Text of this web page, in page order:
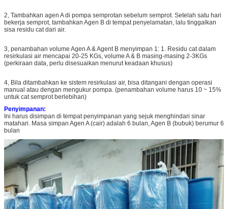
2, Tambahkan agen A di pompa semprotan sebelum semprot. Setelah satu hari
bekerja semprot, tambahkan Agen B di tempat penyelamatan, lalu tinggalkan
sisa residu cat dari air.
3, penambahan volume Agen A & Agent B menyimpan 1: 1. Residu cat dalam
resirkulasi air mencapai 20-25 KGs, volume A & B masing-masing 2-3KGs
(perkiraan data, perlu disesuaikan menurut keadaan khusus)
4, Bila ditambahkan ke sistem resirkulasi air, bisa ditangani dengan operasi
manual atau dengan mengukur pompa. (penambahan volume harus 10 ~ 15%
untuk cat semprot berlebihan)
Penyimpanan:
Ini harus disimpan di tempat penyimpanan yang sejuk menghindari sinar
matahari. Masa simpan Agen A (cair) adalah 6 bulan, Agen B (bubuk) berumur 6
bulan